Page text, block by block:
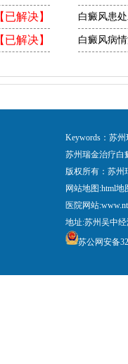
【已解决】
【已解决】
白癜风患
白癜风病
Keywords：苏
苏州瑞金治疗白
版权所有：苏
网站地图:html地
医院网站
地址:苏州吴中
苏公网安备